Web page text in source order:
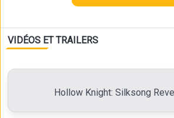
VIDÉOS ET TRAILERS
Hollow Knight: Silksong